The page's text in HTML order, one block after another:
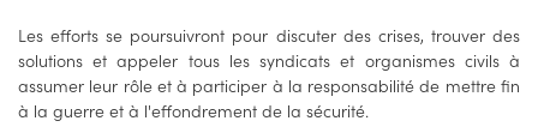
Les efforts se poursuivront pour discuter des crises, trouver des
solutions et appeler tous les syndicats et organismes civils à
assumer leur rôle et à participer à la responsabilité de mettre fin
à la guerre et à l'effondrement de la sécurité.